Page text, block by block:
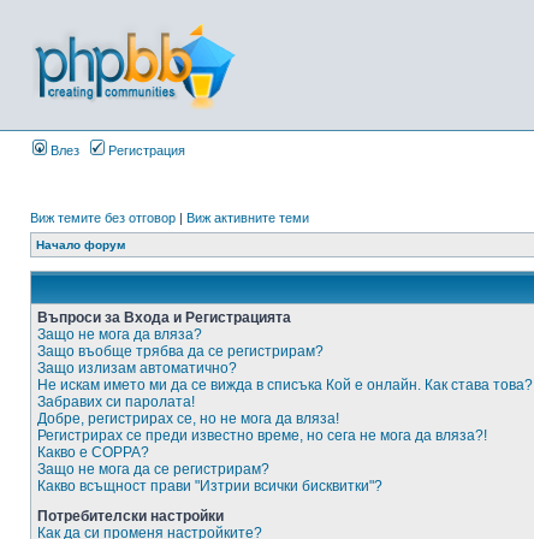
Влез Регистрация
Виж темите без отговор | Виж активните теми
Начало форум
Въпроси за Входа и Регистрацията
Защо не мога да вляза?
Защо въобще трябва да се регистрирам?
Защо излизам автоматично?
Не искам името ми да се вижда в списъка Кой е онлайн. Как става това?
Забравих си паролата!
Добре, регистрирах се, но не мога да вляза!
Регистрирах се преди известно време, но сега не мога да вляза?!
Какво е COPPA?
Защо не мога да се регистрирам?
Какво всъщност прави "Изтрии всички бисквитки"?
Потребителски настройки
Как да си променя настройките?